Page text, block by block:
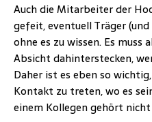
Auch die Mitarbeiter der
gefeit, eventuell Träger
ohne es zu wissen. Es muss
Absicht dahinterstecken,
Daher ist es eben so
Kontakt zu treten, wo es
einem Kollegen gehört nicht